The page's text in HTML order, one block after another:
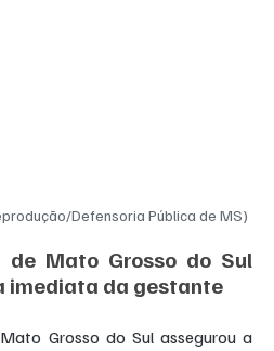
Defensoria Pública de MS)
de Mato Grosso do Sul
imediata da gestante
Grosso do Sul assegurou a